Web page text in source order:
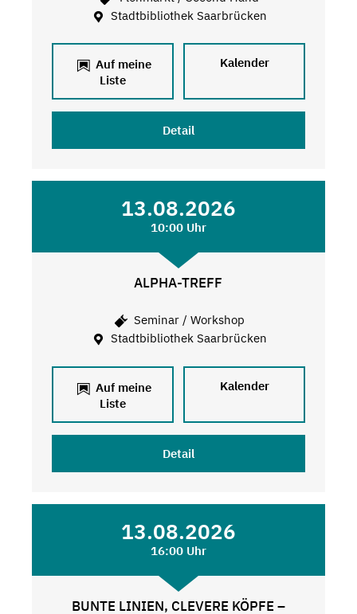
Stadtbibliothek Saarbrücken
Auf meine
Liste
Kalender
Detail
13.08.2026
10:00 Uhr
ALPHA-TREFF
Seminar / Workshop
Stadtbibliothek Saarbrücken
Auf meine
Liste
Kalender
Detail
13.08.2026
16:00 Uhr
BUNTE LINIEN, CLEVERE KÖPFE –